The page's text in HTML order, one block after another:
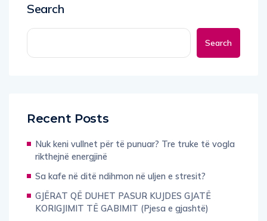
Search
Search
Recent Posts
Nuk keni vullnet për të punuar? Tre truke të vogla
rikthejnë energjinë
Sa kafe në ditë ndihmon në uljen e stresit?
GJËRAT QË DUHET PASUR KUJDES GJATË
KORIGJIMIT TË GABIMIT (Pjesa e gjashtë)